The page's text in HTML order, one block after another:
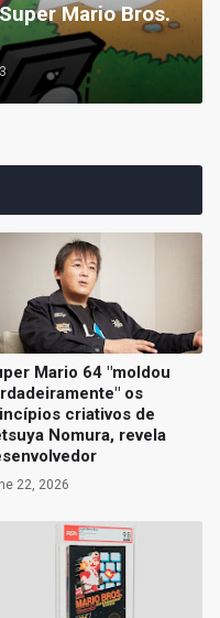
Mario Bros.
Mario 64 "moldou
os
criativos de
Nomura, revela
22, 2026